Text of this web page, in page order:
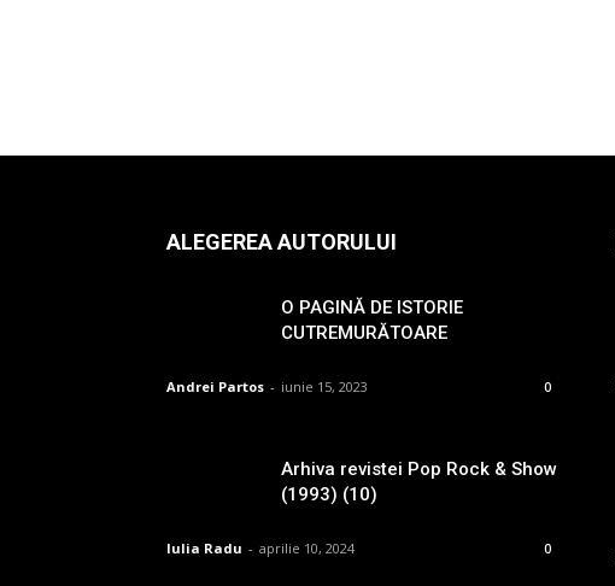
ALEGEREA AUTORULUI
O PAGINĂ DE ISTORIE
CUTREMURĂTOARE
Andrei Partos - iunie 15, 2023 0
Arhiva revistei Pop Rock & Show
(1993) (10)
Iulia Radu - aprilie 10, 2024 0